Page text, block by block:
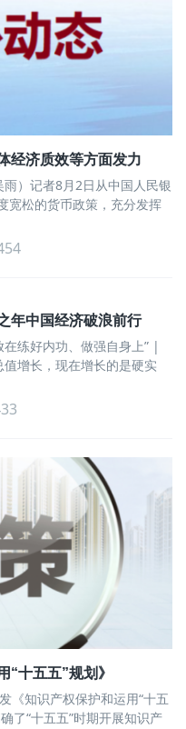
经济质效等方面发力
）记者8月2日从中国人民银
宽松的货币政策，充分发挥
年中国经济破浪前行
练好内功、做强自身上” |
值增长，现在增长的是硬实
史检验、真正造福人民、得
“十五五”规划》
《知识产权保护和运用“十五
了“十五五”时期开展知识产